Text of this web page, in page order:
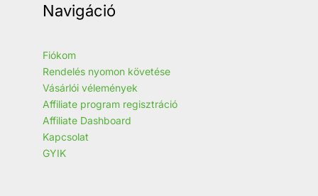
Navigáció
Fiókom
Rendelés nyomon követése
Vásárlói vélemények
Affiliate program regisztráció
Affiliate Dashboard
Kapcsolat
GYIK